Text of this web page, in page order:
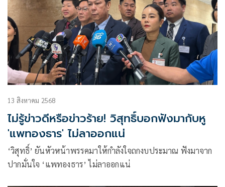
13 สิงหาคม 2568
ไม่รู้ข่าวดีหรือข่าวร้าย! วิสุทธิ์บอกฟังมากับหู
'แพทองธาร' ไม่ลาออกแน่
‘วิสุทธิ์’ ยันหัวหน้าพรรคมาให้กำลังใจถกงบประมาณ ฟังมาจาก
ปากมั่นใจ ‘แพทองธาร’ ไม่ลาออกแน่